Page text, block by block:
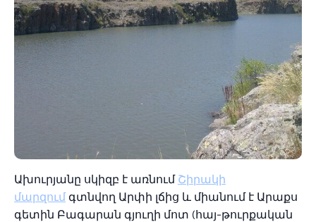
Ախուրյանը սկիզբ է առնում Շիրակի
մարզումգտնվող Արփի լճից և միանում է Արաքս
գետին Բագարան գյուղի մոտ (հայ-թուրքական